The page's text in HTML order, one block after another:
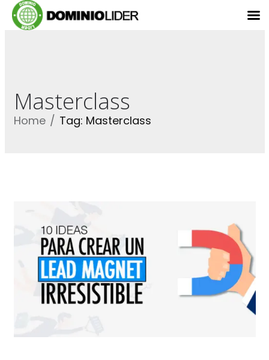
Masterclass
Home Tag: Masterclass